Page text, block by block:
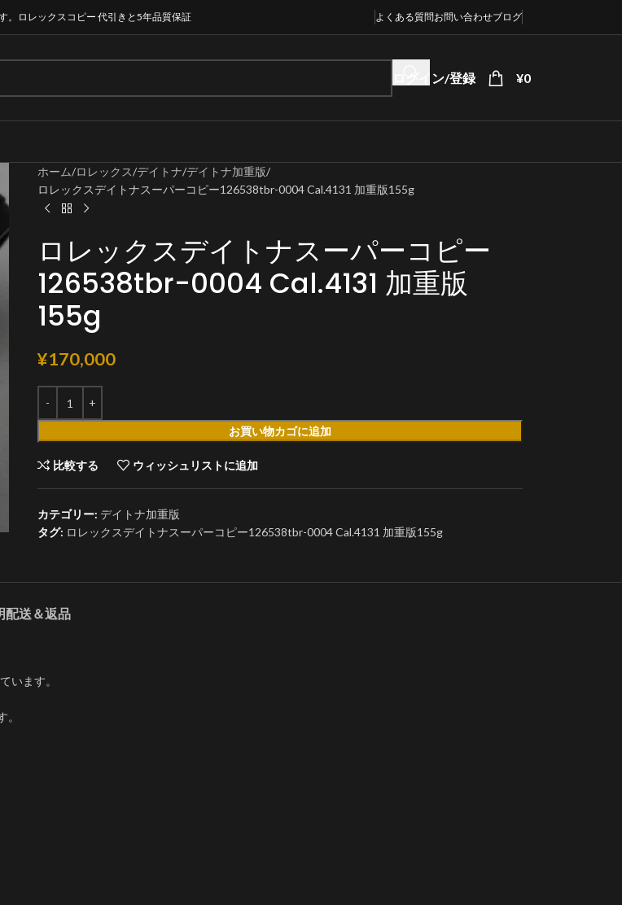
。ロレックスコピー 代引きと5年品質保証 よくある質問お問い合わせブログ
ログイン/登録 ¥0
ホーム ロレックス デイトナ デイトナ加重版
ロレックスデイトナスーパーコピー126538tbr-0004 Cal.4131 加重版155g
ロレックスデイトナスーパーコピー
126538tbr-0004 Cal.4131 加重版
155g
¥170,000
お買い物カゴに追加
比較する ウィッシュリストに追加
カテゴリー: デイトナ加重版
タグ: ロレックスデイトナスーパーコピー126538tbr-0004 Cal.4131 加重版155g
配送＆返品
います。